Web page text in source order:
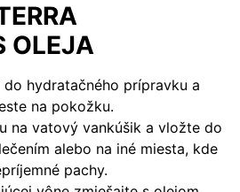
OLEJA
hydratačného prípravku a
na pokožku.
na vatový vankúšik a vložte do
alebo na iné miesta, kde
pachy.